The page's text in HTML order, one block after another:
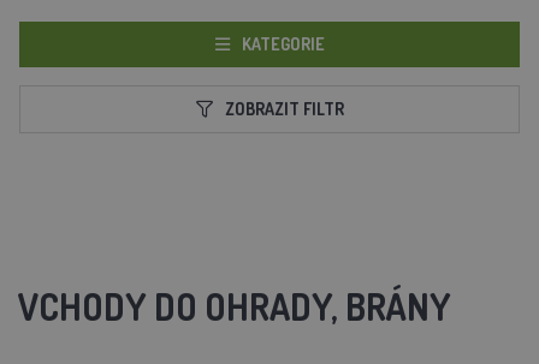
KATEGORIE
ZOBRAZIT FILTR
VCHODY DO OHRADY, BRÁNY